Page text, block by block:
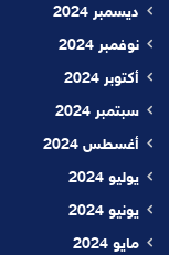
ديسمبر 2024
نوفمبر 2024
أكتوبر 2024
سبتمبر 2024
أغسطس 2024
يوليو 2024
يونيو 2024
مايو 2024